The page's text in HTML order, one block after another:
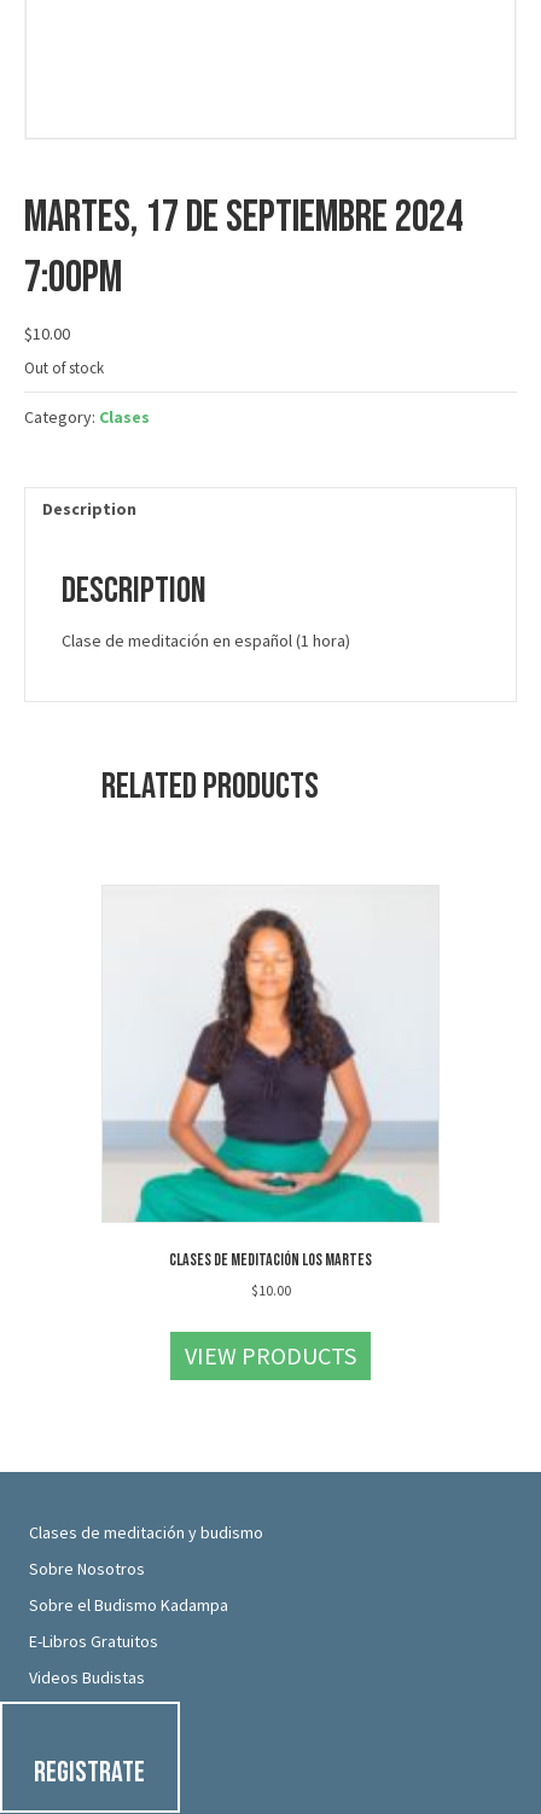
martes, 17 de septiembre 2024
7:00PM
$10.00
Out of stock
Category: Clases
Description
Description
Clase de meditación en español (1 hora)
Related products
Clases de meditación los martes
$10.00
VIEW PRODUCTS
Clases de meditación y budismo
Sobre Nosotros
Sobre el Budismo Kadampa
E-Libros Gratuitos
Videos Budistas
Registrate